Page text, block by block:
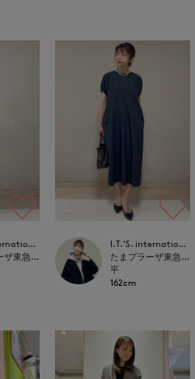
I.T.'S. international
たまプラーザ東急I.T.'S.international
I.T.'S. international
たまプラーザ東急I.T.'S.international
平
162cm